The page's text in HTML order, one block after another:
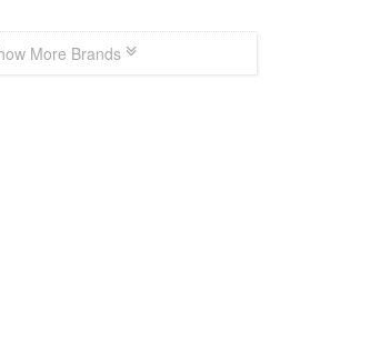
More Brands